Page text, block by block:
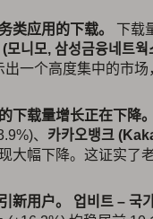
类应用的下载。 下载
니모, 삼성금융네트웍
一个高度集中的市
下载量增长正在下降。
、 카카오뱅크
大幅下降。这证实了
新用户。
업비트 – 국